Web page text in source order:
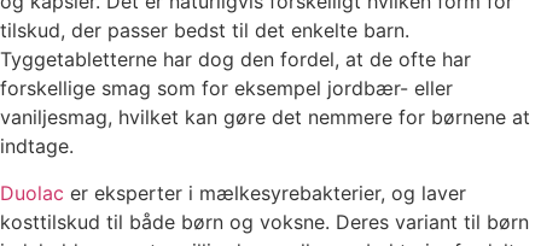
tilskud, der passer bedst til det enkelte barn.
Tyggetabletterne har dog den fordel, at de ofte har
forskellige smag som for eksempel jordbær- eller
vaniljesmag, hvilket kan gøre det nemmere for børnene at
indtage.
Duolac er eksperter i mælkesyrebakterier, og laver
kosttilskud til både børn og voksne. Deres variant til børn